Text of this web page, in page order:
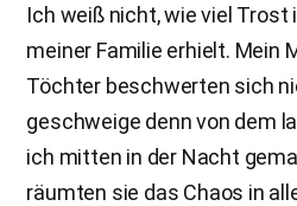
Ich weiß nicht, wie viel Trost
meiner Familie erhielt. Mein
Töchter beschwerten sich
geschweige denn von dem
ich mitten in der Nacht
räumten sie das Chaos in